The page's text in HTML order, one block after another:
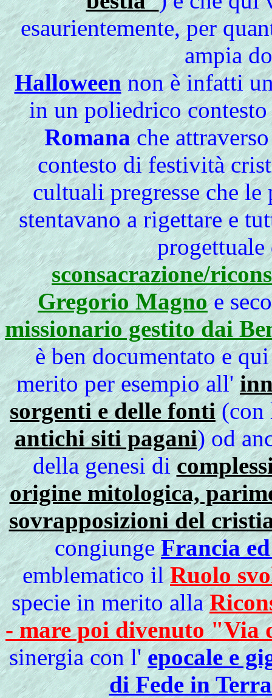
esaurientemente, per
ampia
Halloweennon è infatti un
in un poliedrico
Romanache
contesto di festività
cultuali pregresse che
stentavano a rigettare e
sconsacrazione/
Gregorio Magnoe
missionario gestito dai
è ben documentato e
merito per esempio all'
sorgenti e delle fonti(con
antichi siti pagani) od
della genesi di
origine mitologica,
sovrapposizioni del
congiungeFrancia
emblematico ilRuolo
specie in merito alla
- mare poi divenuto "Via
sinergia con l'epocale e
di Fede in